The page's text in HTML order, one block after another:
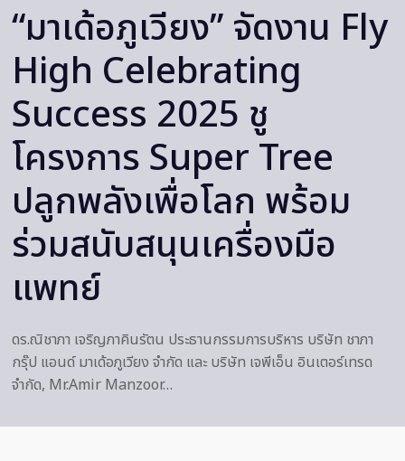
“มาเด้อภูเวียง” จัดงาน Fly
High Celebrating
Success 2025 ชู
โครงการ Super Tree
ปลูกพลังเพื่อโลก พร้อม
ร่วมสนับสนุนเครื่องมือ
แพทย์
ดร.ณิชาภา เจริญภาคินรัตน ประธานกรรมการบริหาร บริษัท ชาภา
กรุ๊ป แอนด์ มาเด้อภูเวียง จำกัด และ บริษัท เจพีเอ็น อินเตอร์เทรด
จำกัด, Mr.Amir Manzoor…